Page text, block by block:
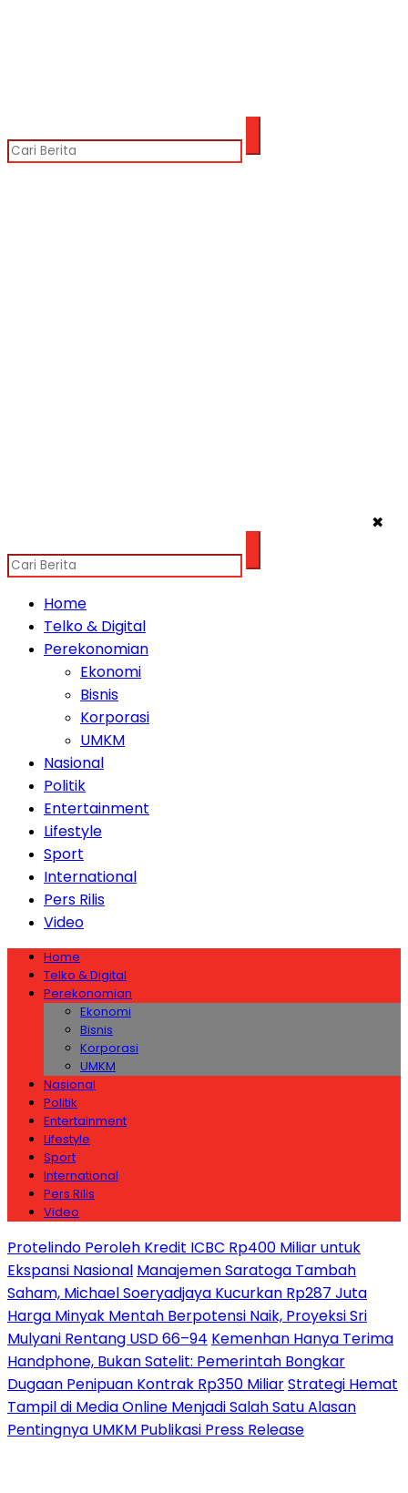
✖
Home
Telko & Digital
Perekonomian
Ekonomi
Bisnis
Korporasi
UMKM
Nasional
Politik
Entertainment
Lifestyle
Sport
International
Pers Rilis
Video
Home
Telko & Digital
Perekonomian
Ekonomi
Bisnis
Korporasi
UMKM
Nasional
Politik
Entertainment
Lifestyle
Sport
International
Pers Rilis
Video
Protelindo Peroleh Kredit ICBC Rp400 Miliar untuk
Ekspansi Nasional Manajemen Saratoga Tambah
Saham, Michael Soeryadjaya Kucurkan Rp287 Juta
Harga Minyak Mentah Berpotensi Naik, Proyeksi Sri
Mulyani Rentang USD 66–94 Kemenhan Hanya Terima
Handphone, Bukan Satelit: Pemerintah Bongkar
Dugaan Penipuan Kontrak Rp350 MiliarStrategi Hemat
Tampil di Media Online Menjadi Salah Satu Alasan
Pentingnya UMKM Publikasi Press Release